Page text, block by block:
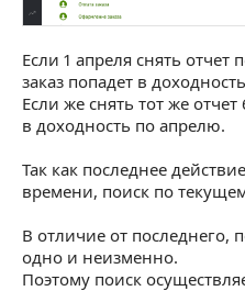
Если 1 апреля снять
заказ попадет в
Если же снять тот же отчет
в доходность по апрелю.
Так как последнее
времени, поиск по
В отличие от последнего,
одно и неизменно.
Поэтому поиск